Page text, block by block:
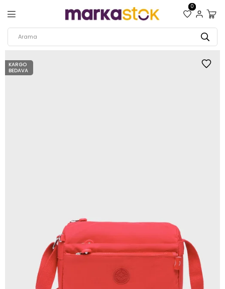
0
KARGO
BEDAVA